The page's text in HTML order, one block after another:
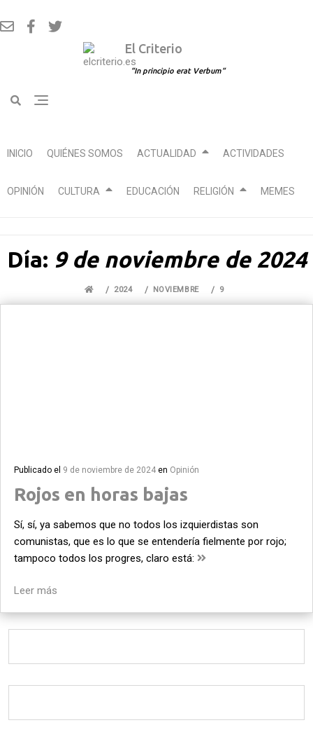
El Criterio
In principio erat Verbum
INICIO QUIÉNES SOMOS ACTUALIDAD ACTIVIDADES
OPINIÓN CULTURA EDUCACIÓN RELIGIÓN MEMES
Día: 9 de noviembre de 2024
2024 NOVIEMBRE 9
Publicado el 9 de noviembre de 2024 en Opinión
Rojos en horas bajas
Sí, sí, ya sabemos que no todos los izquierdistas son
comunistas, que es lo que se entendería fielmente por rojo;
tampoco todos los progres, claro está:
Leer más